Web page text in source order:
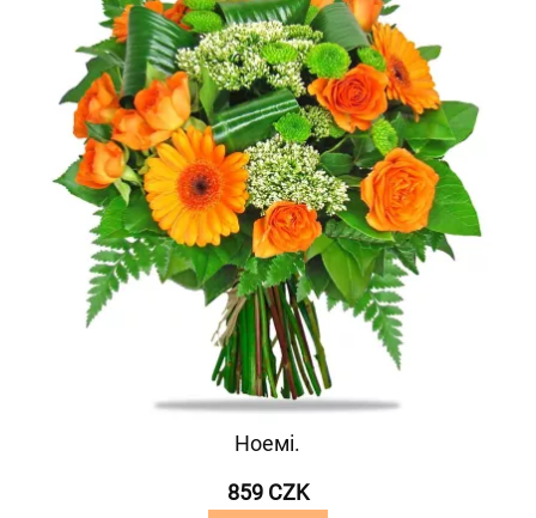
Ноемі.
859 CZK